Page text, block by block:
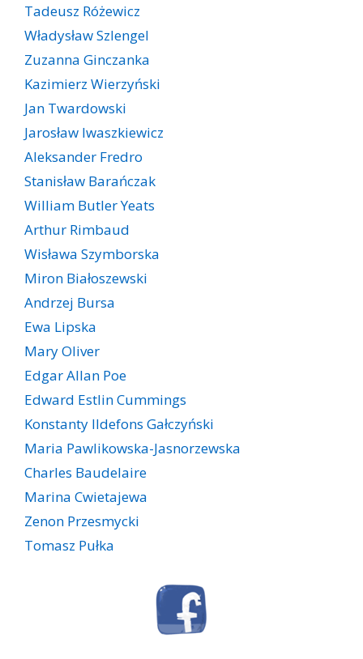
Tadeusz Różewicz
Władysław Szlengel
Zuzanna Ginczanka
Kazimierz Wierzyński
Jan Twardowski
Jarosław Iwaszkiewicz
Aleksander Fredro
Stanisław Barańczak
William Butler Yeats
Arthur Rimbaud
Wisława Szymborska
Miron Białoszewski
Andrzej Bursa
Ewa Lipska
Mary Oliver
Edgar Allan Poe
Edward Estlin Cummings
Konstanty Ildefons Gałczyński
Maria Pawlikowska-Jasnorzewska
Charles Baudelaire
Marina Cwietajewa
Zenon Przesmycki
Tomasz Pułka